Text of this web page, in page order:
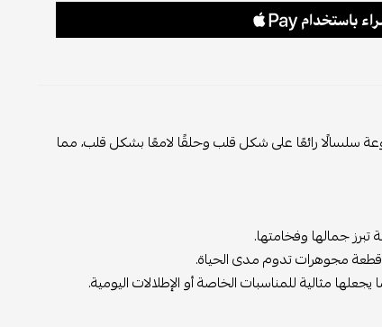
سلسالًا رائعًا على شكل قلب وحلقًا لامعًا بشكل قلب، مما
جمالها وفخامتها.
قطعة مجوهرات تدوم مدى الحياة.
مثالية للمناسبات الخاصة أو الإطلالات اليومية.